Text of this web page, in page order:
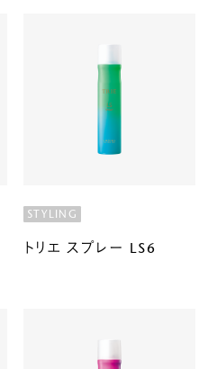
STYLING
トリエ スプレー LS6